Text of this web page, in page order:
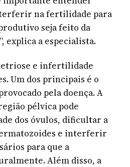
na fertilidade para
seja feito da
explica a especialista.
e infertilidade
Um dos principais é o
pela doença. A
pélvica pode
dos óvulos, dificultar a
e interferir
para que a
Além disso, a